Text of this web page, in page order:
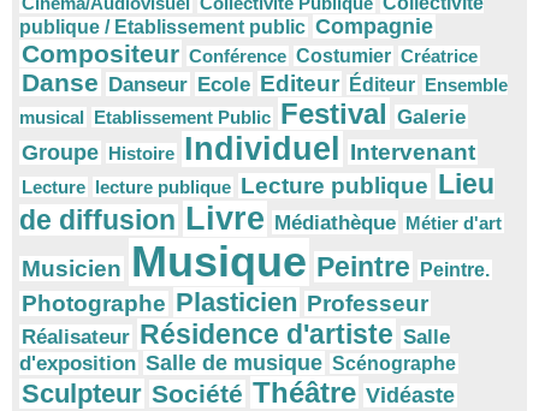
publique / Etablissement public Compagnie
Compositeur Conférence Costumier Créatrice
Danse Danseur Ecole Editeur Éditeur Ensemble
musical Etablissement Public Festival Galerie
Groupe Histoire Individuel Intervenant
Lecture lecture publique Lecture publique Lieu
de diffusion Livre Médiathèque Métier d'art
Musicien Musique Peintre Peintre.
Photographe Plasticien Professeur
Réalisateur Résidence d'artiste Salle
d'exposition Salle de musique Scénographe
Sculpteur Société Théâtre Vidéaste